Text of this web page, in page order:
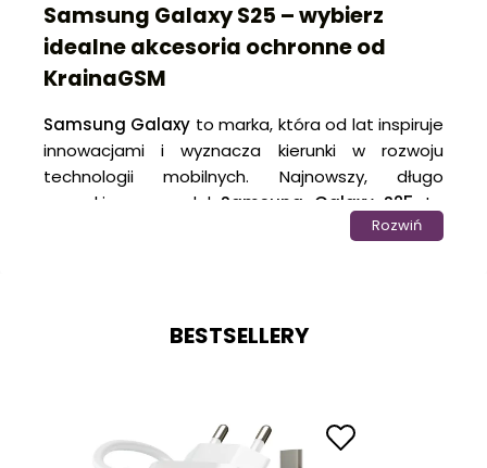
Samsung Galaxy S25 – wybierz
idealne akcesoria ochronne od
KrainaGSM
Samsung Galaxy to marka, która od lat inspiruje
innowacjami i wyznacza kierunki w rozwoju
technologii mobilnych. Najnowszy, długo
wyczekiwany model Samsung Galaxy S25
to
kolejny krok naprzód – połączenie wyjątkowego
użytkowników, oferując wszystko, czego można
funkcjonalne dodatki, które podkreślą jego
Rozwiń
BESTSELLERY